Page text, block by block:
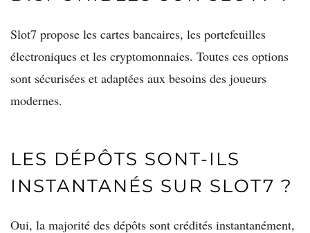
Slot7 propose les cartes bancaires, les portefeuilles
électroniques et les cryptomonnaies. Toutes ces options
sont sécurisées et adaptées aux besoins des joueurs
modernes.
LES DÉPÔTS SONT-ILS
INSTANTANÉS SUR SLOT7 ?
Oui, la majorité des dépôts sont crédités instantanément,